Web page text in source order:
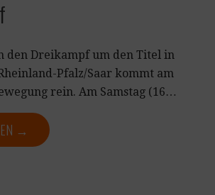
den Dreikampf um den Titel in
Pfalz/Saar kommt am
rein. Am Samstag (16…
→